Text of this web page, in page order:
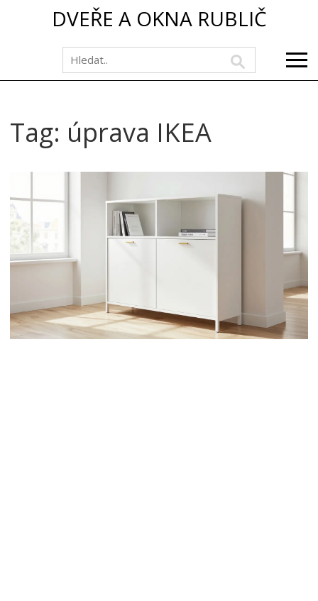
DVEŘE A OKNA RUBLIČ
Tag: úprava IKEA